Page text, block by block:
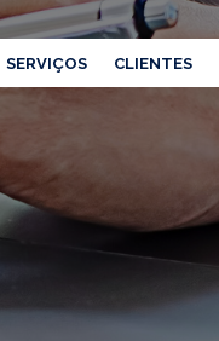
SERVIÇOS CLIENTES